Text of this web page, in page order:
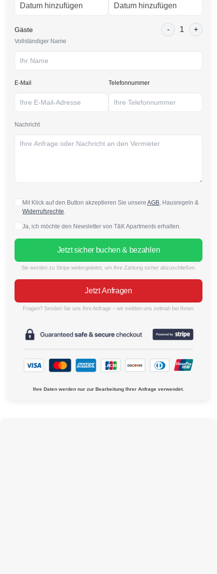
Gäste - 1 +
Vollständiger Name
E-Mail Telefonnummer
Nachricht
Mit Klick auf den Button akzeptieren Sie unsere AGB, Hausregeln &
Widerrufsrechte.
Ja, ich möchte den Newsletter von T&K Apartments erhalten.
Jetzt sicher buchen & bezahlen
Sie werden zu Stripe weitergeleitet, um Ihre Zahlung sicher abzuschließen.
Jetzt Anfragen
Fragen? Senden Sie uns Ihre Anfrage – wir melden uns zeitnah bei Ihnen.
Ihre Daten werden nur zur Bearbeitung Ihrer Anfrage verwendet.